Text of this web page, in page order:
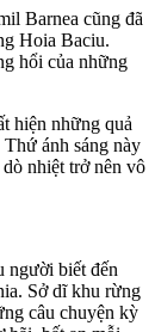
Barnea cũng đã
Hoia Baciu.
hổi của những
hiện những quả
ánh sáng này
nhiệt trở nên vô
người biết đến
Sở dĩ khu rừng
câu chuyện kỳ